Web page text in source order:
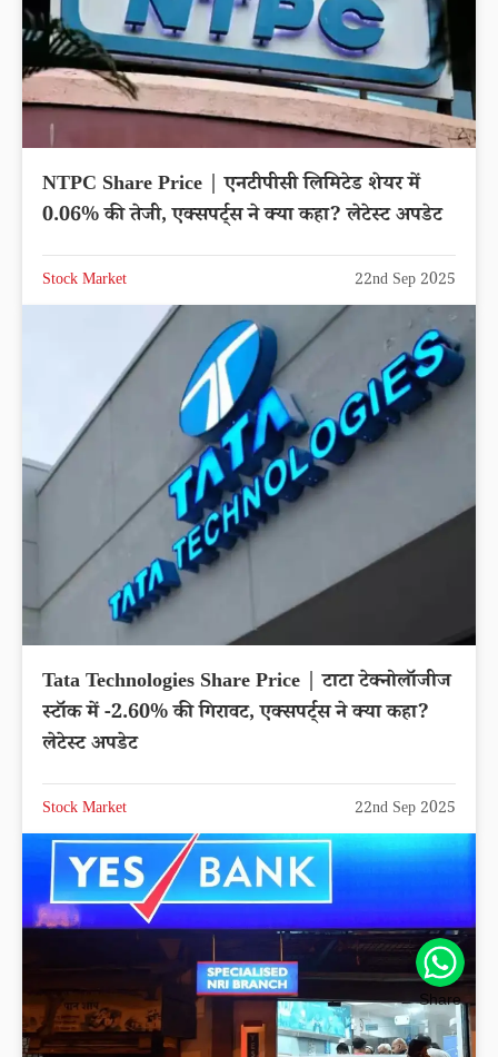
NTPC Share Price | एनटीपीसी लिमिटेड शेयर में
0.06% की तेजी, एक्सपर्ट्स ने क्या कहा? लेटेस्ट अपडेट
Stock Market 22nd Sep 2025
Tata Technologies Share Price | टाटा टेक्नोलॉजीज
स्टॉक में -2.60% की गिरावट, एक्सपर्ट्स ने क्या कहा?
लेटेस्ट अपडेट
Stock Market 22nd Sep 2025
Share